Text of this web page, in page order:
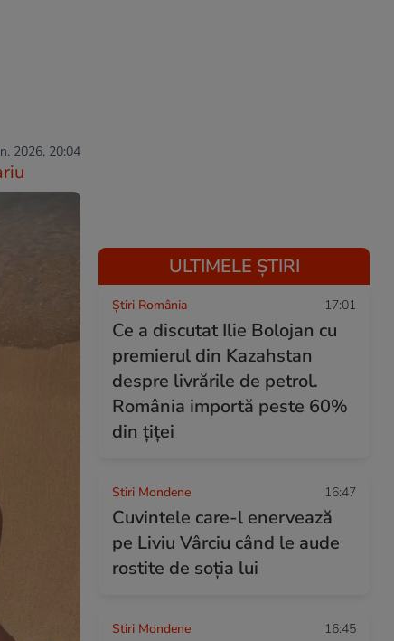
2026, 20:04
ULTIMELE ȘTIRI
Știri România 17:01
Ce a discutat Ilie Bolojan cu
premierul din Kazahstan
despre livrările de petrol.
România importă peste 60%
din țiței
Stiri Mondene 16:47
Cuvintele care-l enervează
pe Liviu Vârciu când le aude
rostite de soția lui
Stiri Mondene 16:45